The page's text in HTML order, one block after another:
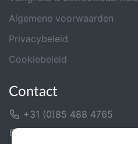
Algemene voorwaarden
Privacybeleid
Cookiebeleid
Contact
+31 (0)85 488 4765